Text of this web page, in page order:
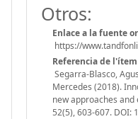
Otros:
Enlace a la fuente
https://
Referencia de l'ítem
Segarra-Blasco,
Mercedes (2018).
new approaches and
52(5), 603-607. DOI: